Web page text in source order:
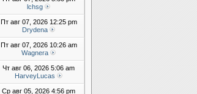
lchsg
Пт авг 07, 2026 12:25 pm
Drydena
Пт авг 07, 2026 10:26 am
Wagnera
Чт авг 06, 2026 5:06 am
HarveyLucas
Ср авг 05, 2026 4:56 pm